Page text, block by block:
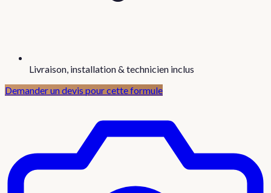
Livraison, installation & technicien inclus
Demander un devis pour cette formule